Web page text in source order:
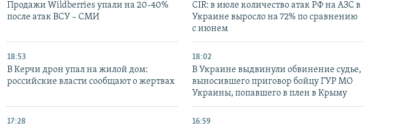
Продажи Wildberries упали на 20-40%
после атак ВСУ – СМИ
CIR: в июле количество атак РФ на АЗС в
Украине выросло на 72% по сравнению
с июнем
18:53
В Керчи дрон упал на жилой дом:
российские власти сообщают о жертвах
18:02
В Украине выдвинули обвинение судье,
выносившего приговор бойцу ГУР МО
Украины, попавшего в плен в Крыму
17:28 16:59